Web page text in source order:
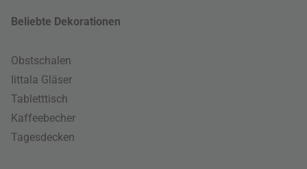
Beliebte Dekorationen
Obstschalen
Iittala Gläser
Tabletttisch
Kaffeebecher
Tagesdecken